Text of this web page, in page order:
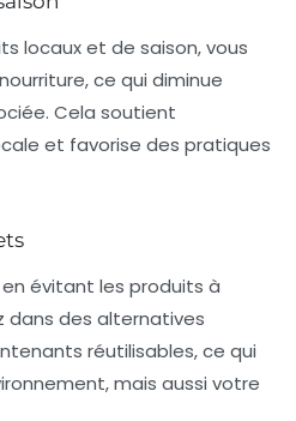
locaux et de saison, vous
ce qui diminue
Cela soutient
et favorise des pratiques
en évitant les produits à
dans des alternatives
réutilisables, ce qui
mais aussi votre